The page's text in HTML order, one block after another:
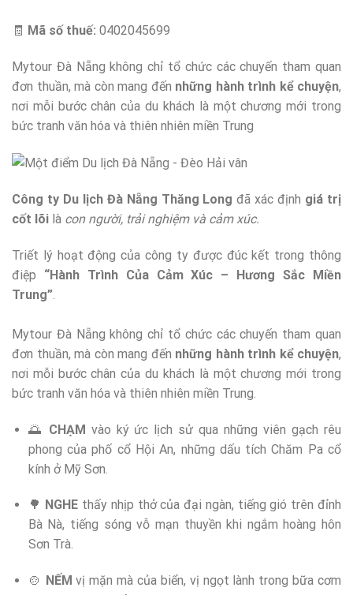
🧾 Mã số thuế: 0402045699
Mytour Đà Nẵng không chỉ tổ chức các chuyến tham quan
đơn thuần, mà còn mang đến những hành trình kể chuyện,
nơi mỗi bước chân của du khách là một chương mới trong
bức tranh văn hóa và thiên nhiên miền Trung
Công ty Du lịch Đà Nẵng Thăng Long đã xác định giá trị
cốt lõi là con người, trải nghiệm và cảm xúc.
Triết lý hoạt động của công ty được đúc kết trong thông
điệp “Hành Trình Của Cảm Xúc – Hương Sắc Miền
Trung”
Mytour Đà Nẵng không chỉ tổ chức các chuyến tham quan
đơn thuần, mà còn mang đến những hành trình kể chuyện,
nơi mỗi bước chân của du khách là một chương mới trong
bức tranh văn hóa và thiên nhiên miền Trung.
🌅 CHẠM vào ký ức lịch sử qua những viên gạch rêu
phong của phố cổ Hội An, những dấu tích Chăm Pa cổ
kính ở Mỹ Sơn.
🌳 NGHE thấy nhịp thở của đại ngàn, tiếng gió trên đỉnh
Bà Nà, tiếng sóng vỗ mạn thuyền khi ngắm hoàng hôn
Sơn Trà.
🍲 NẾM vị mặn mà của biển, vị ngọt lành trong bữa cơm